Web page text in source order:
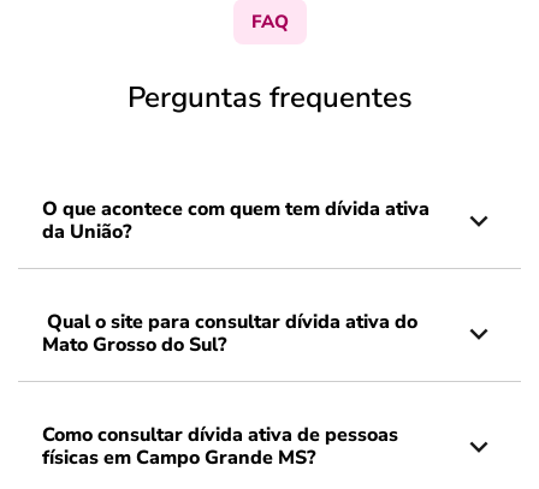
FAQ
Perguntas frequentes
O que acontece com quem tem dívida ativa
da União?
Qual o site para consultar dívida ativa do
Mato Grosso do Sul?
Como consultar dívida ativa de pessoas
físicas em Campo Grande MS?